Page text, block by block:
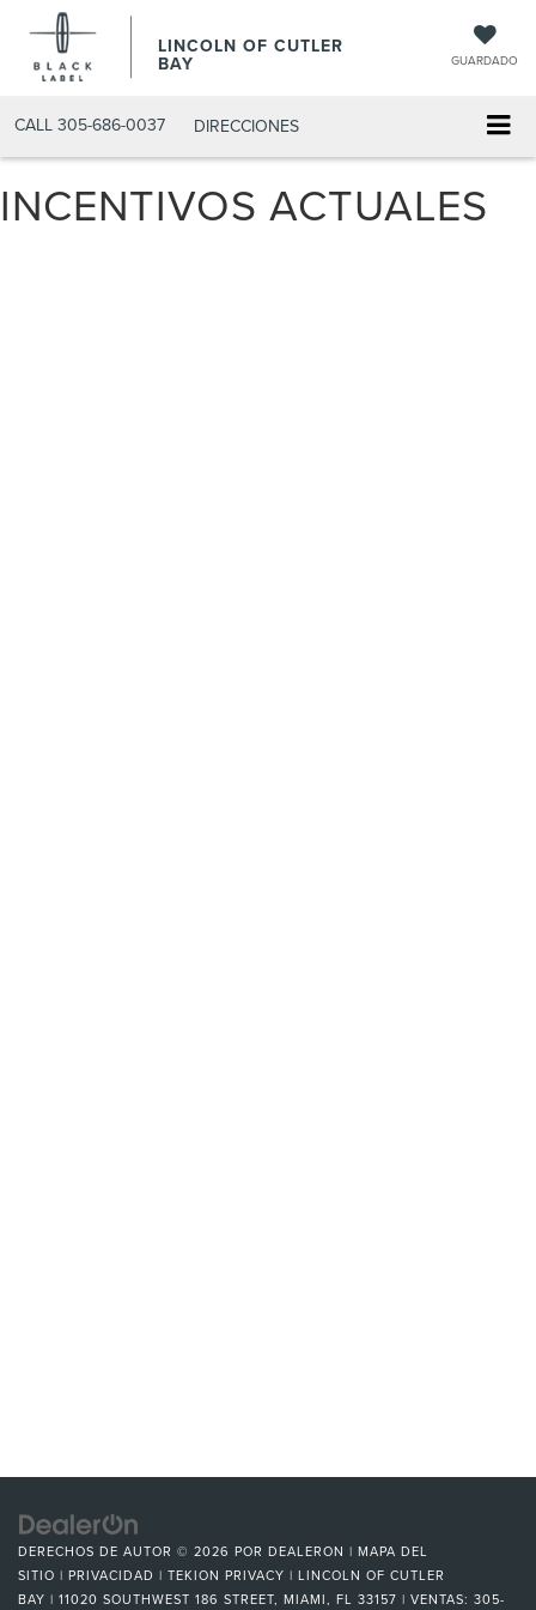
LINCOLN OF CUTLER
BAY GUARDADO
CALL 305-686-0037 DIRECCIONES
INCENTIVOS ACTUALES
DERECHOS DE AUTOR © 2026 POR DEALERON | MAPA DEL
SITIO | PRIVACIDAD | TEKION PRIVACY | LINCOLN OF CUTLER
BAY | 11020 SOUTHWEST 186 STREET, MIAMI, FL 33157 | VENTAS: 305-